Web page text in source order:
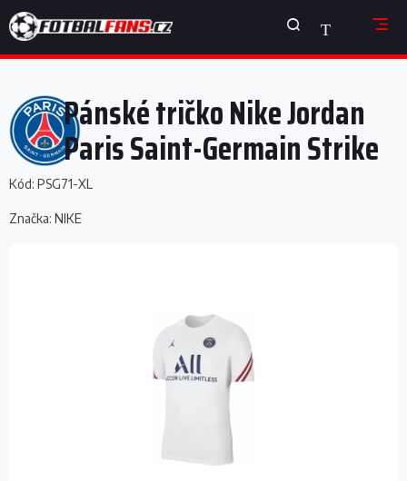
na
obsah
NÁKUPNÍ
KOŠÍK
Pánské tričko Nike Jordan
Paris Saint-Germain Strike
Kód: PSG71-XL
Značka: NIKE